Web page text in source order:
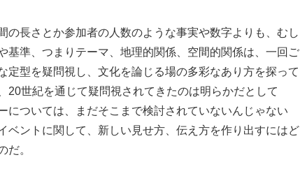
の長さとか参加者の人数のような事実や数字よりも、むし
基準、つまりテーマ、地理的関係、空間的関係は、一回ご
定型を疑問視し、文化を論じる場の多彩なあり方を探って
20世紀を通じて疑問視されてきたのは明らかだとして
については、まだそこまで検討されていないんじゃない
ベントに関して、新しい見せ方、伝え方を作り出すにはど
だ。